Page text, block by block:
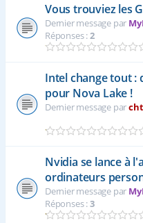
Vous trouviez les
Dernier message par
Réponses :2
Intel change tout :
pour Nova Lake !
Dernier message par
Nvidia se lance à
ordinateurs
Dernier message par
Réponses :3